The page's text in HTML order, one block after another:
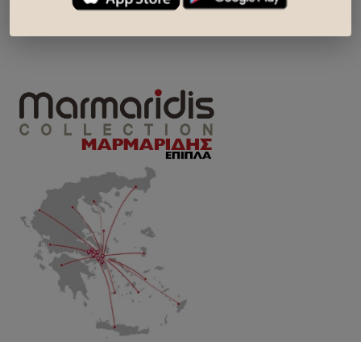
κατάστημα